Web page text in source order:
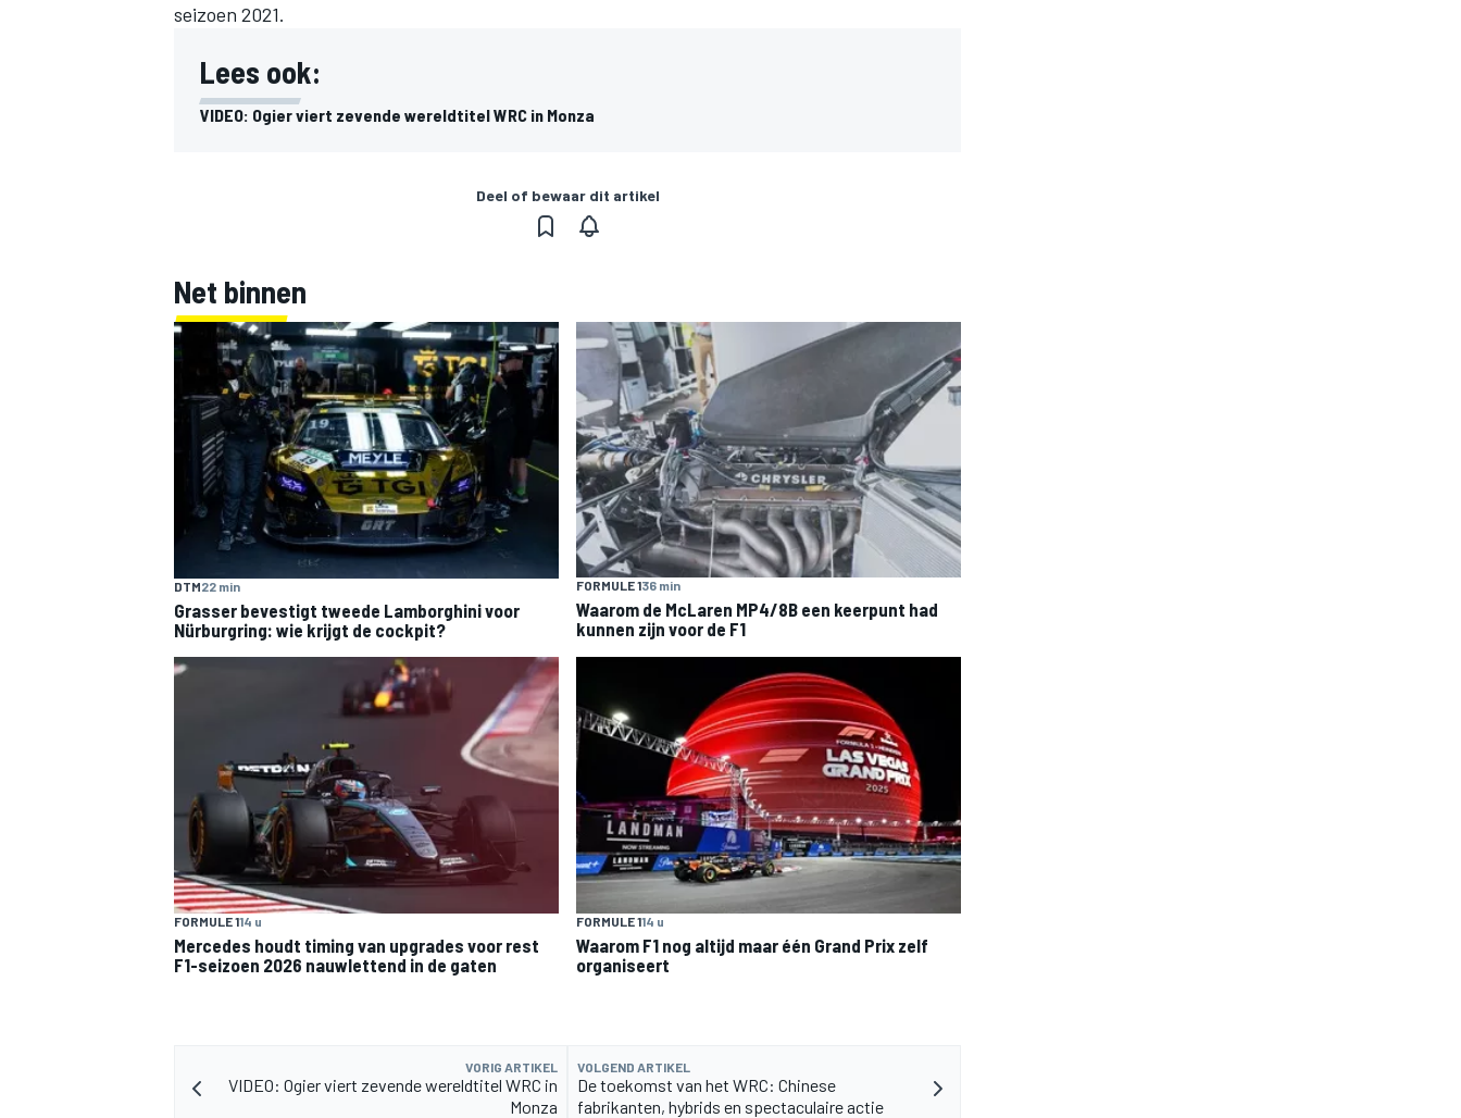
seizoen 2021.
Lees ook:
VIDEO: Ogier viert zevende wereldtitel WRC in Monza
Deel of bewaar dit artikel
Net binnen
DTM22 min
Grasser bevestigt tweede Lamborghini voor
Nürburgring: wie krijgt de cockpit?
FORMULE 136 min
Waarom de McLaren MP4/8B een keerpunt had
kunnen zijn voor de F1
FORMULE 114 u
Mercedes houdt timing van upgrades voor rest
F1-seizoen 2026 nauwlettend in de gaten
FORMULE 114 u
Waarom F1 nog altijd maar één Grand Prix zelf
organiseert
VORIG ARTIKEL
VIDEO: Ogier viert zevende wereldtitel WRC in
Monza
VOLGEND ARTIKEL
De toekomst van het WRC: Chinese
fabrikanten, hybrids en spectaculaire actie